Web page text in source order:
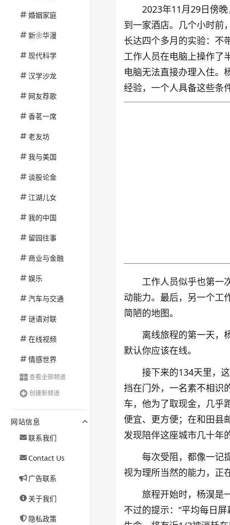
婚姻家庭
新❀华漫
现代科学
汉学沙龙
网友荐歌
香茗一席
老友坊
我与美国
谈股论金
江湖儿女
我的中国
留园往事
商业与金融
娱乐
汽车与交通
谜语对联
在线视频
情感世界
查看全部频道
创建新频道
网站信息
联系我们
Contact Us
广告联系
关于我们
隐私政策
2023年11月29日傍
到一家酒店。几个小时前
长达四个多月的实验：不
工作人员在电脑上操作了
电脑无法直接办理入住。
经验，一个人具备这些条
工作人员似乎也第一
动能力。最后，另一个工
简陋的地图。
离线旅程的第一天，
默认你应该在线。
接下来的134天里，
挡在门外，一名素不相识
车，他为了取现金，几乎
便宜、更方便；在和田县
发现陪伴这座城市几十年
每次受阻，都像一记
视为理所当然的能力，正
旅程开始时，杨淏是
不过的提示：“平均每日